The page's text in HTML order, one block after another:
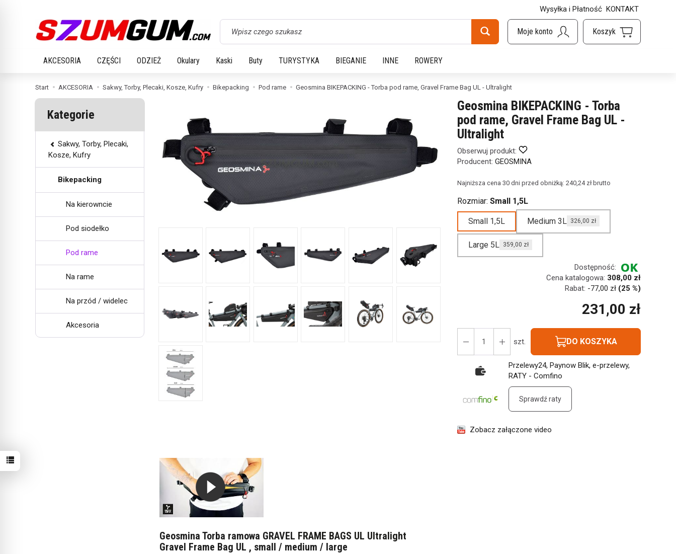
Wysyłka i Płatność KONTAKT
Wyszukaj
AKCESORIA CZĘŚCI ODZIEŻ Okulary Kaski Buty TURYSTYKA BIEGANIE INNE ROWERY
Start AKCESORIA Sakwy, Torby, Plecaki, Kosze, Kufry Bikepacking Pod rame Geosmina BIKEPACKING - Torba pod rame, Gravel Frame Bag UL - Ultralight
Geosmina BIKEPACKING - Torba
pod rame, Gravel Frame Bag UL -
Ultralight
Obserwuj produkt:
Producent: GEOSMINA
Najniższa cena 30 dni przed obniżką:240,24 zł brutto
Rozmiar:Small 1,5L
Small 1,5L Medium 3L 326,00 zł
Large 5L 359,00 zł
Dostępność:
Cena katalogowa: 308,00 zł
Rabat: -77,00 zł (25 %)
231,00 zł
szt. DO KOSZYKA
Przelewy24, Paynow Blik, e-przelewy,
RATY - Comfino
Sprawdź raty
Zobacz załączone video
Geosmina Torba ramowa GRAVEL FRAME BAGS UL Ultralight
Gravel Frame Bag UL , small / medium / large
Kategorie
Sakwy, Torby, Plecaki,
Kosze, Kufry
Bikepacking
Na kierowncie
Pod siodełko
Pod rame
Na rame
Na przód / widelec
Akcesoria